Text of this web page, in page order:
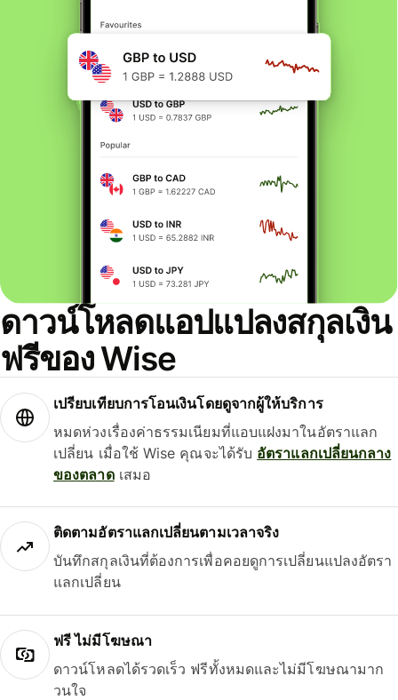
ดาวน์โหลดแอปแปลงสกุลเงิน
ฟรีของ Wise
เปรียบเทียบการโอนเงินโดยดูจากผู้ให้บริการ
หมดห่วงเรื่องค่าธรรมเนียมที่แอบแฝงมาในอัตราแลก
เปลี่ยน เมื่อใช้ Wise คุณจะได้รับ อัตราแลกเปลี่ยนกลาง
ของตลาดเสมอ
ติดตามอัตราแลกเปลี่ยนตามเวลาจริง
บันทึกสกุลเงินที่ต้องการเพื่อคอยดูการเปลี่ยนแปลงอัตรา
แลกเปลี่ยน
ฟรี ไม่มีโฆษณา
ดาวน์โหลดได้รวดเร็ว ฟรีทั้งหมดและไม่มีโฆษณามาก
วนใจ